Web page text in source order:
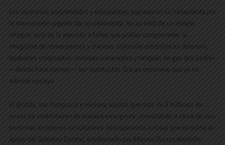
Los locatarios, sorprendidos y entusiastas, expresaron su beneplácito por
la intervención urgente del ayuntamiento. No se trató de un simple
retoque, sino de la atención a fallas que podían comprometer la
integridad de comerciantes y clientes: sistemas eléctricos en deterioro,
tejabanes colapsados, cornisas vulnerables y tanques de gas que pedían
—desde hace tiempo— ser sustituidos. Era un escenario que ya no
admitía soslayo.
El alcalde, con franqueza y mesura, explicó que más de 3 millones de
pesos se invertirtieron de manera emergente, movilizando a cerca de cien
personas en labores simultáneas. Una operación colosal que se suma al
apoyo del Gobierno Estatal, encabezado por Alfonso Durazo Montaño,